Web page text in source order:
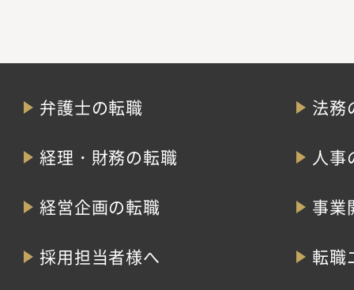
弁護士の転職 法務
経理・財務の転職 人事
経営企画の転職 事業
採用担当者様へ 転職